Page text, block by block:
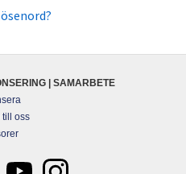
| SAMARBETE
till oss